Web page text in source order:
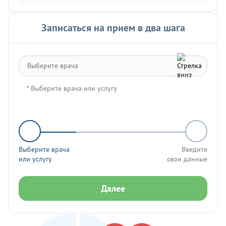
Понравилось
Источник:Гудин Дмитрий Сергеевич, эндоскопист - 6
Записаться на прием в два шага
* Выберите врача или услугу
Выберите врача
или услугу
Введите
свои данные
Далее